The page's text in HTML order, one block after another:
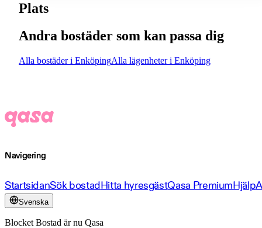
Plats
Andra bostäder som kan passa dig
Alla bostäder i EnköpingAlla lägenheter i Enköping
Navigering
StartsidanSök bostadHitta hyresgästQasa PremiumHjälp
Svenska
Blocket Bostad är nu Qasa